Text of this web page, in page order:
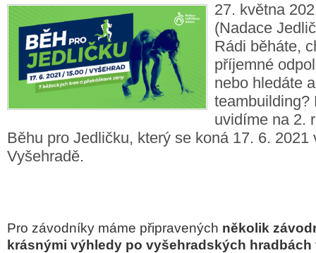
27. května
(Nadace
Rádi běháte,
příjemné
nebo hledáte
teambuilding?
uvidíme na 2.
Běhu pro Jedličku, který se koná 17. 6. 2021
Vyšehradě.
Pro závodníky máme připravených několik
krásnými výhledy po vyšehradských hradbách